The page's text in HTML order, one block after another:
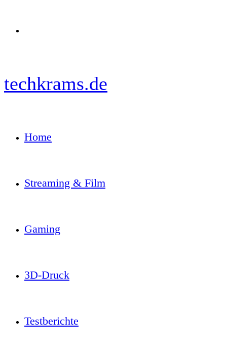
techkrams.de
Home
Streaming & Film
Gaming
3D-Druck
Testberichte